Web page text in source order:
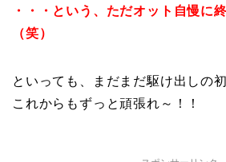
・・・という、 ただオット自慢に
（笑）
といっても、まだまだ駆け出しの
これからもずっと頑張れ～！！